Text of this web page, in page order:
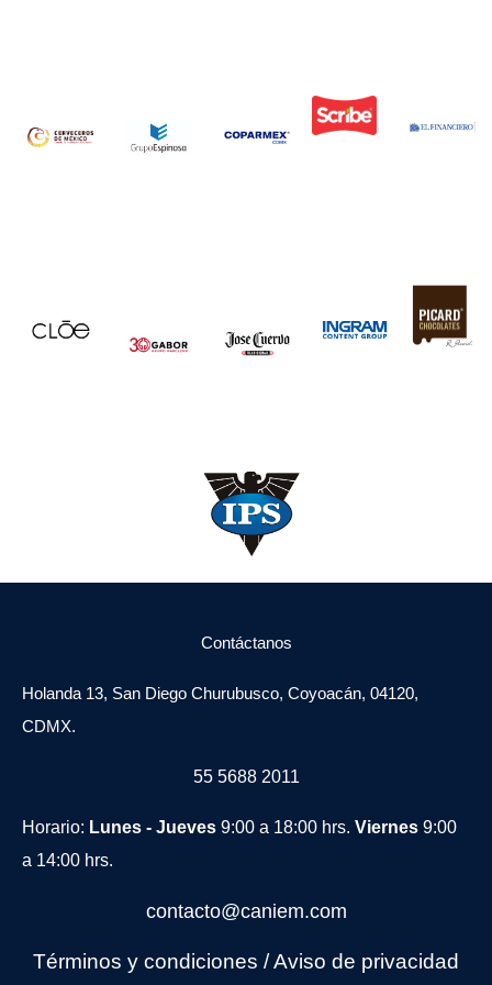
Contáctanos
Holanda 13, San Diego Churubusco, Coyoacán, 04120,
CDMX.
55 5688 2011
Horario: Lunes - Jueves 9:00 a 18:00 hrs. Viernes 9:00
a 14:00 hrs.
contacto@caniem.com
Términos y condiciones /Aviso de privacidad